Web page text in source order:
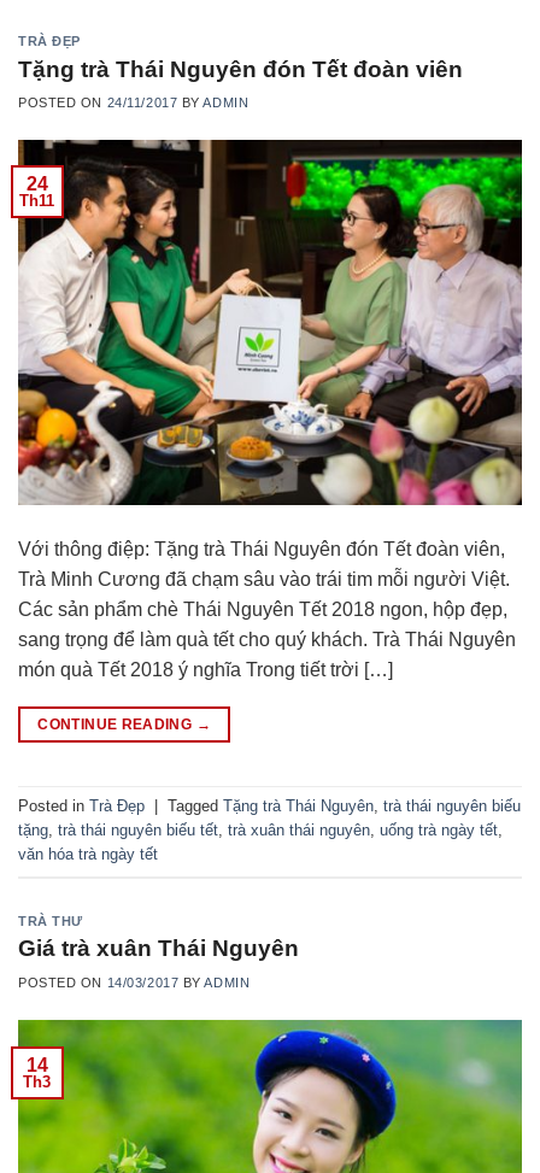
TRÀ ĐẸP
Tặng trà Thái Nguyên đón Tết đoàn viên
POSTED ON 24/11/2017 BYADMIN
24
Th11
Với thông điệp: Tặng trà Thái Nguyên đón Tết đoàn viên,
Trà Minh Cương đã chạm sâu vào trái tim mỗi người Việt.
Các sản phẩm chè Thái Nguyên Tết 2018 ngon, hộp đẹp,
sang trọng để làm quà tết cho quý khách. Trà Thái Nguyên
món quà Tết 2018 ý nghĩa Trong tiết trời […]
CONTINUE READING →
Posted in Trà Đẹp Tagged Tặng trà Thái Nguyên, trà thái nguyên biếu
tặng, trà thái nguyên biếu tết, trà xuân thái nguyên, uống trà ngày tết,
văn hóa trà ngày tết
TRÀ THƯ
Giá trà xuân Thái Nguyên
POSTED ON 14/03/2017 BYADMIN
14
Th3